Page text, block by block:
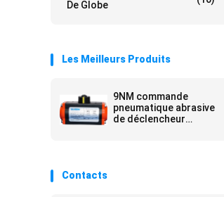
De Globe
Les Meilleurs Produits
9NM commande
pneumatique abrasive
de déclencheur
Contacts